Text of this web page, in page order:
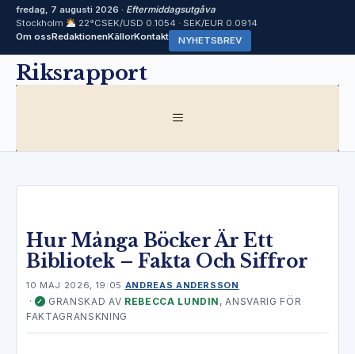
fredag, 7 augusti 2026 · Eftermiddagsutgåva
Stockholm
22°CSEK/USD 0.1054 · SEK/EUR 0.0914
Om ossRedaktionenKällorKontakt NYHETSBREV
HoppaRiksrapport
MENY
Hur Många Böcker Är Ett
Bibliotek – Fakta Och Siffror
10 MAJ 2026, 19:05 ANDREAS ANDERSSON
· ✓ GRANSKAD AV REBECCA LUNDIN , ANSVARIG FÖR
FAKTAGRANSKNING